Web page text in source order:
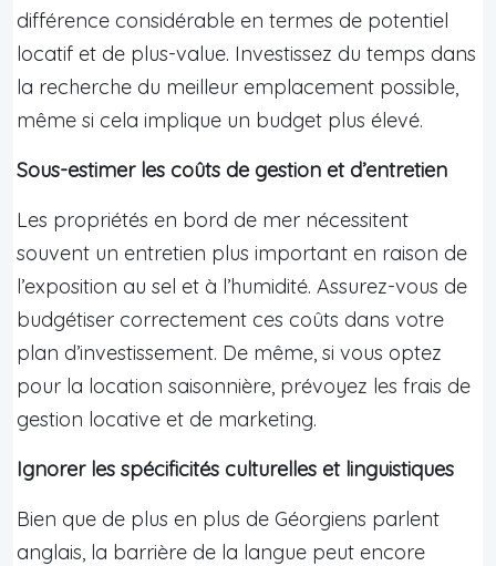
différence considérable en termes de potentiel
locatif et de plus-value. Investissez du temps dans
la recherche du meilleur emplacement possible,
même si cela implique un budget plus élevé.
Sous-estimer les coûts de gestion et d’entretien
Les propriétés en bord de mer nécessitent
souvent un entretien plus important en raison de
l’exposition au sel et à l’humidité. Assurez-vous de
budgétiser correctement ces coûts dans votre
plan d’investissement. De même, si vous optez
pour la location saisonnière, prévoyez les frais de
gestion locative et de marketing.
Ignorer les spécificités culturelles et linguistiques
Bien que de plus en plus de Géorgiens parlent
anglais, la barrière de la langue peut encore